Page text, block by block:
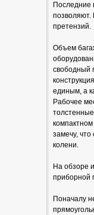
Последние
позволяют.
претензий.
Объем
свободный
единым, а
Рабочее
замечу,
колени.
На обзоре
приборной
Поначалу